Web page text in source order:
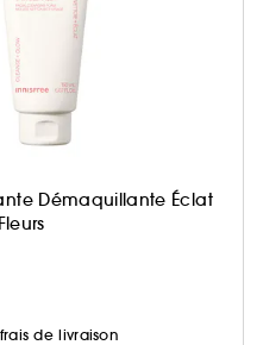
Démaquillante Éclat
de livraison